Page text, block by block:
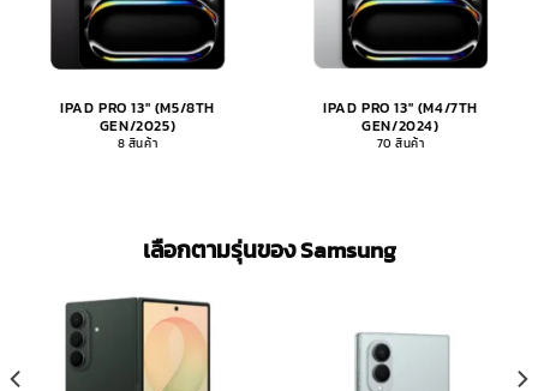
IPAD PRO 13" (M5/8TH
GEN/2025)
8 สินค้า
IPAD PRO 13" (M4/7TH
GEN/2024)
70 สินค้า
เลือกตามรุ่นของ Samsung